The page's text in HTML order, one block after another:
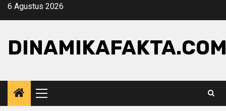
Skip6 Agustus 2026
Primary
Menu